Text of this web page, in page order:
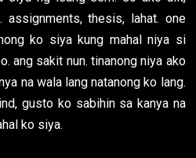
assignments, thesis, lahat. one
ko siya kung mahal niya si
ang sakit nun. tinanong niya ako
na wala lang natanong ko lang.
gusto ko sabihin sa kanya na
ko siya.